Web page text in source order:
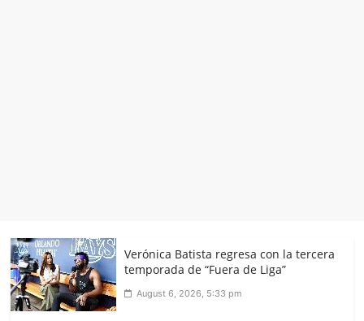
Verónica Batista regresa con la tercera
temporada de “Fuera de Liga”
August 6, 2026, 5:33 pm